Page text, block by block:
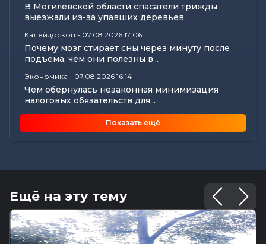
В Могилевской области спасатели трижды
выезжали из-за упавших деревьев
Калейдоскоп - 07.08.2026 17:06
Почему мозг стирает сны через минуту после
подъема, чем они полезны в...
Экономика - 07.08.2026 16:14
Чем обернулась незаконная минимизация
налоговых обязательств для...
Цифры, технологии и кадры: главные итоги
вступительной кампании...
В Могилеве предали земле останки более 140
Общество -07.08.2026 15:00
Погода 8 августа в Могилевской области: не
выше +24°С, порывистый...
Показать ещё
Ещё на эту тему